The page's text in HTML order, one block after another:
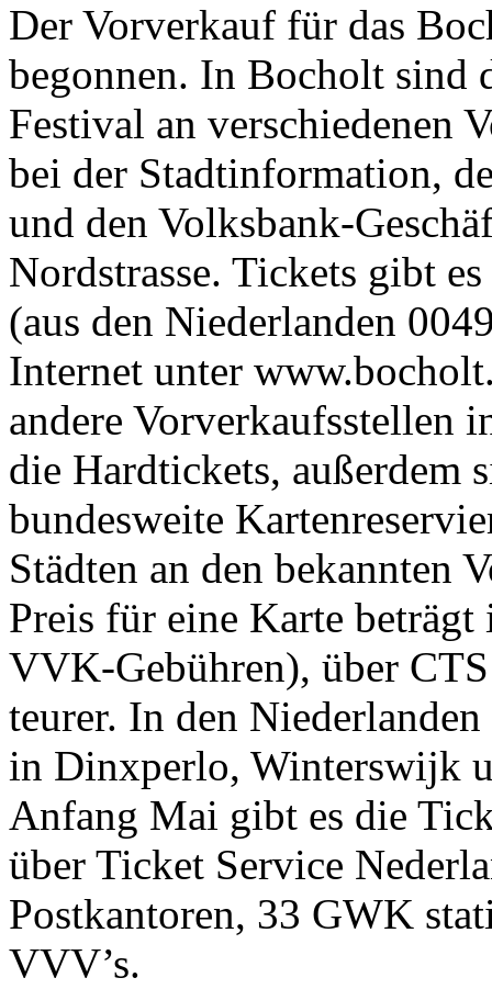
Der Vorverkauf für das
begonnen. In Bocholt sind
Festival an verschiedenen
bei der Stadtinformation,
und den Volksbank-
Nordstrasse. Tickets gibt
(aus den Niederlanden
Internet unter
andere Vorverkaufsstellen
die Hardtickets, außerdem
bundesweite
Städten an den bekannten
Preis für eine Karte
VVK-Gebühren), über
teurer. In den
in Dinxperlo, Winterswijk
Anfang Mai gibt es die
über Ticket Service
Postkantoren, 33 GWK
VVV’s.